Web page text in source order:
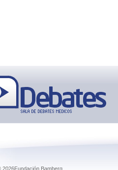
2026Fundación Bamberg